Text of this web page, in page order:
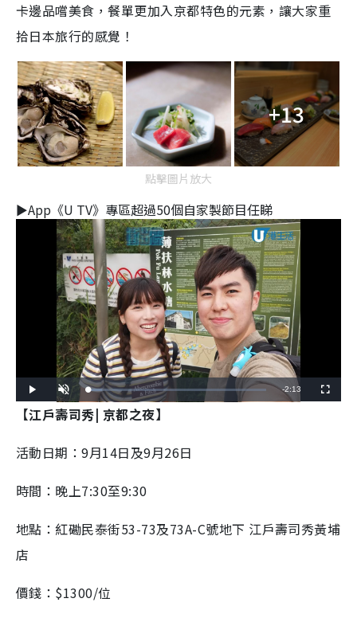
卡邊品嚐美食，餐單更加入京都特色的元素，讓大家重
拾日本旅行的感覺！
+13
點擊圖片放大
►App《U TV》專區超過50個自家製節目任睇
Play Unmute Loaded:
8.12%
Remaining
-2:13 Fullscreen
【江戶壽司秀| 京都之夜】
活動日期：9月14日及9月26日
時間：晚上7:30至9:30
地點：紅磡民泰街53-73及73A-C號地下 江戶壽司秀黃埔
店
價錢：$1300/位